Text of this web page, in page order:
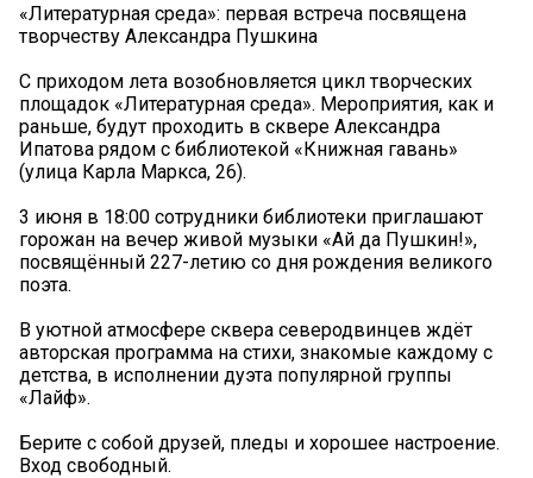
«Литературная среда»: первая встреча посвящена
творчеству Александра Пушкина
С приходом лета возобновляется цикл творческих
площадок «Литературная среда». Мероприятия, как и
раньше, будут проходить в сквере Александра
Ипатова рядом с библиотекой «Книжная гавань»
(улица Карла Маркса, 26).
3 июня в 18:00 сотрудники библиотеки приглашают
горожан на вечер живой музыки «Ай да Пушкин!»,
посвящённый 227-летию со дня рождения великого
поэта.
В уютной атмосфере сквера северодвинцев ждёт
авторская программа на стихи, знакомые каждому с
детства, в исполнении дуэта популярной группы
«Лайф».
Берите с собой друзей, пледы и хорошее настроение.
Вход свободный.